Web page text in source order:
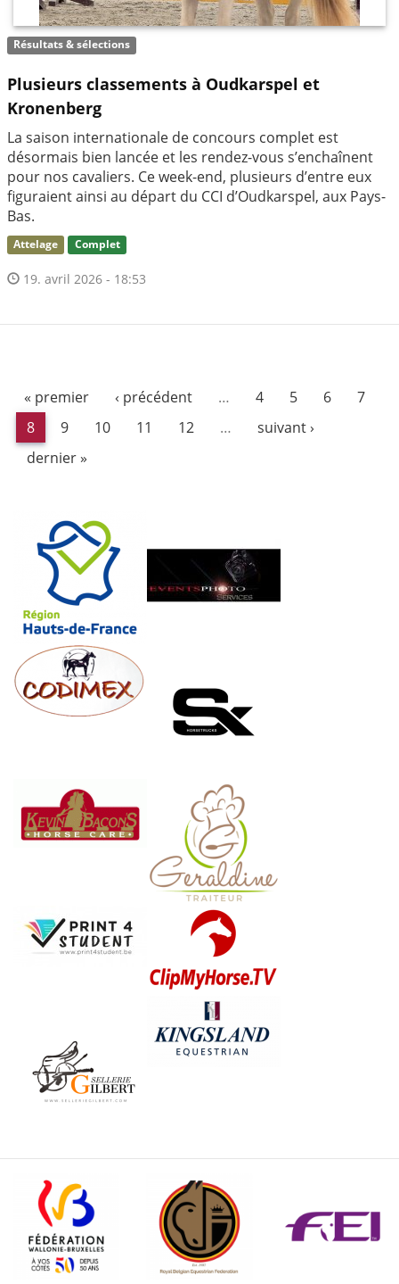
Résultats & sélections
Plusieurs classements à Oudkarspel et
Kronenberg
La saison internationale de concours complet est
désormais bien lancée et les rendez-vous s’enchaînent
pour nos cavaliers. Ce week-end, plusieurs d’entre eux
figuraient ainsi au départ du CCI d’Oudkarspel, aux Pays-
Bas.
Attelage Complet
19. avril 2026 - 18:53
« premier ‹ précédent … 4 5 6
7
8
9 10 11 12 …
suivant ›
dernier »